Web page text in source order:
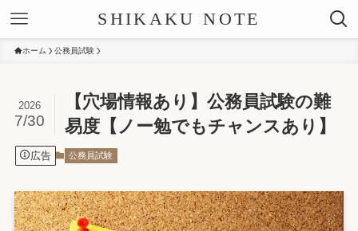
SHIKAKU NOTE
ホーム 公務員試験
【穴場情報あり】公務員試験の難
易度【ノー勉でもチャンスあり】
2026
7/30
広告 公務員試験